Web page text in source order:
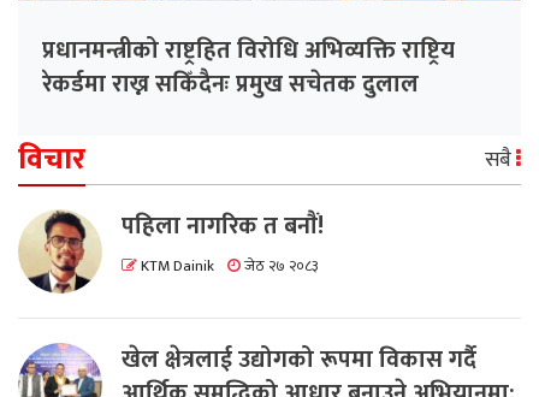
प्रधानमन्त्रीको राष्ट्रहित विरोधि अभिव्यक्ति राष्ट्रिय
रेकर्डमा राख्न सकिँदैनः प्रमुख सचेतक दुलाल
विचार सबै
पहिला नागरिक त बनाैं!
KTM Dainik जेठ २७ २०८३
खेल क्षेत्रलाई उद्योगको रूपमा विकास गर्दै